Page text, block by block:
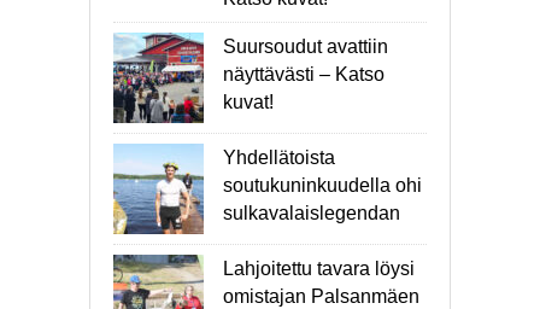
Suursoudut avattiin
näyttävästi – Katso
kuvat!
Yhdellätoista
soutukuninkuudella ohi
sulkavalaislegendan
Lahjoitettu tavara löysi
omistajan Palsanmäen